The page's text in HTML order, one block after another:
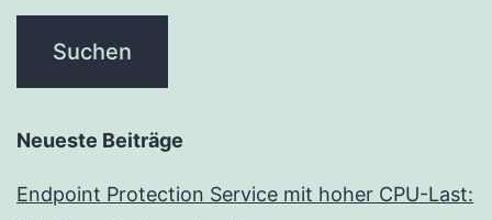
Neueste Beiträge
Endpoint Protection Service mit hoher CPU-Last: